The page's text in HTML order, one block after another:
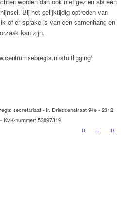
Bij het gelijktijdig optreden van
of er sprake is van een samenhang en
kan zijn.
secretariaat - Ir. Driessenstraat 94e - 2312
KvK-nummer: 53097319